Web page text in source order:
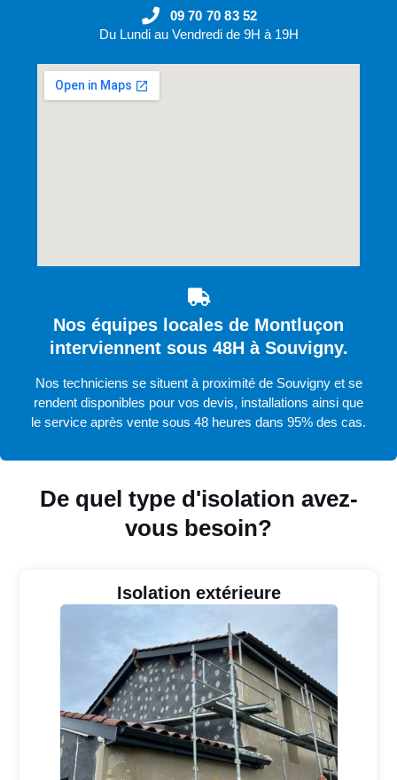
De quel type d'isolation avez-
vous besoin?
Isolation extérieure
09 70 70 83 52
Du Lundi au Vendredi de 9H à 19H
Nos équipes locales de Montluçon
interviennent sous 48H à Souvigny.
Nos techniciens se situent à proximité de Souvigny et se
rendent disponibles pour vos devis, installations ainsi que
le service après vente sous 48 heures dans 95% des cas.